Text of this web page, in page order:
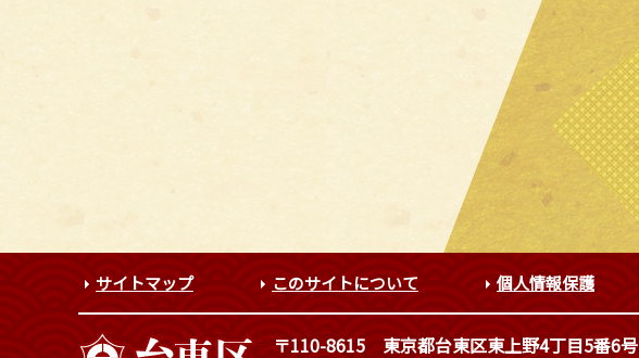
サイトマップ このサイトについて 個人情報保護
〒110-8615 東京都台東区東上野4丁目5番6号